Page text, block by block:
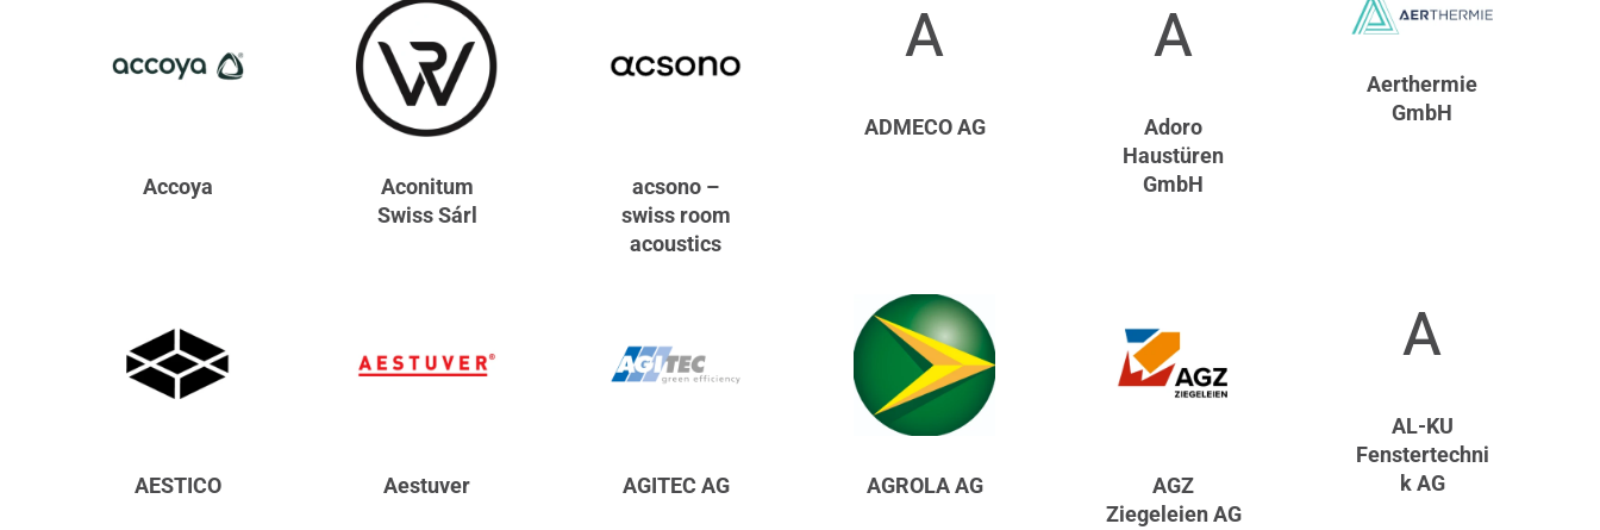
Accoya
Aconitum
Swiss Sárl
acsono –
swiss room
acoustics
A
ADMECO AG
A
Adoro
Haustüren
GmbH
Aerthermie
GmbH
AESTICO Aestuver AGITEC AG AGROLA AG
AGZ
Ziegeleien AG
A
AL-KU
Fenstertechni
k AG